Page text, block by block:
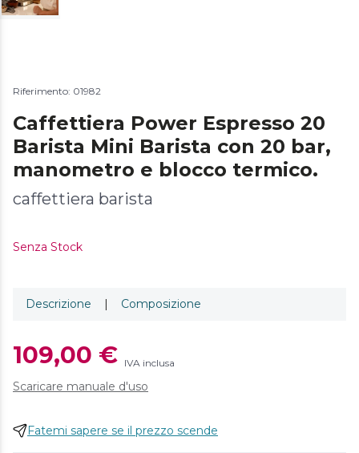
Riferimento: 01982
Caffettiera Power Espresso 20
Barista Mini Barista con 20 bar,
manometro e blocco termico.
caffettiera barista
Senza Stock
Descrizione | Composizione
109,00 € IVA inclusa
Scaricare manuale d'uso
Fatemi sapere se il prezzo scende